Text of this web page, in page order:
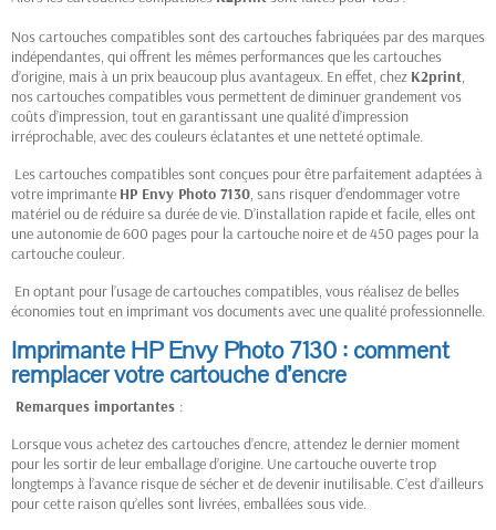
Nos cartouches compatibles sont des cartouches fabriquées par des marques
indépendantes, qui offrent les mêmes performances que les cartouches
d’origine, mais à un prix beaucoup plus avantageux. En effet, chez K2print,
nos cartouches compatibles vous permettent de diminuer grandement vos
coûts d’impression, tout en garantissant une qualité d’impression
irréprochable, avec des couleurs éclatantes et une netteté optimale.
Les cartouches compatibles sont conçues pour être parfaitement adaptées à
votre imprimante HP Envy Photo 7130, sans risquer d’endommager votre
matériel ou de réduire sa durée de vie. D’installation rapide et facile, elles ont
une autonomie de 600 pages pour la cartouche noire et de 450 pages pour la
cartouche couleur.
En optant pour l’usage de cartouches compatibles, vous réalisez de belles
économies tout en imprimant vos documents avec une qualité professionnelle.
Imprimante HP Envy Photo 7130 : comment
remplacer votre cartouche d’encre
Remarques importantes :
Lorsque vous achetez des cartouches d’encre, attendez le dernier moment
pour les sortir de leur emballage d’origine. Une cartouche ouverte trop
longtemps à l’avance risque de sécher et de devenir inutilisable. C’est d’ailleurs
pour cette raison qu’elles sont livrées, emballées sous vide.